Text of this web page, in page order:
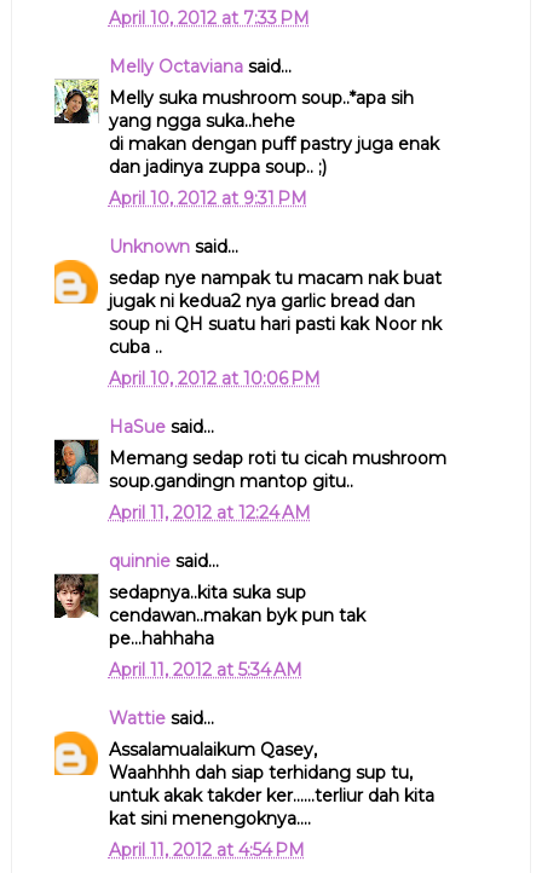
April 10, 2012 at 7:33 PM
Melly Octavianasaid...
Melly suka mushroom soup..*apa sih
yang ngga suka..hehe
di makan dengan puff pastry juga enak
dan jadinya zuppa soup.. ;)
April 10, 2012 at 9:31 PM
Unknownsaid...
sedap nye nampak tu macam nak buat
jugak ni kedua2 nya garlic bread dan
soup ni QH suatu hari pasti kak Noor nk
cuba ..
April 10, 2012 at 10:06 PM
HaSuesaid...
Memang sedap roti tu cicah mushroom
soup.gandingn mantop gitu..
April 11, 2012 at 12:24 AM
quinniesaid...
sedapnya..kita suka sup
cendawan..makan byk pun tak
pe...hahhaha
April 11, 2012 at 5:34 AM
Wattiesaid...
Assalamualaikum Qasey,
Waahhhh dah siap terhidang sup tu,
untuk akak takder ker......terliur dah kita
kat sini menengoknya....
April 11, 2012 at 4:54 PM